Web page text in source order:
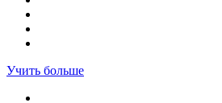
Учить больше